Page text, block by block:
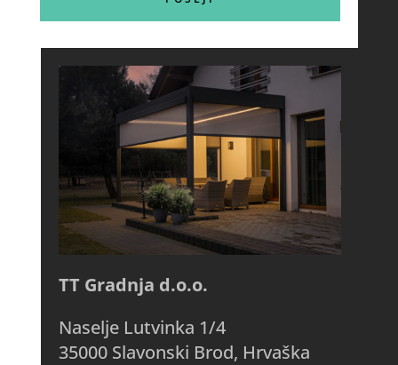
TT Gradnja d.o.o.
Naselje Lutvinka 1/4
35000 Slavonski Brod, Hrvaška